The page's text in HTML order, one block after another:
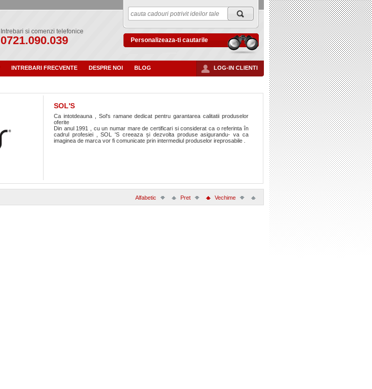
Personalizeaza-ti cautarile
Intrebari si comenzi telefonice
0721.090.039
INTREBARI FRECVENTE DESPRE NOI BLOG LOG-IN CLIENTI
SOL'S
Ca intotdeauna , Sol's ramane dedicat pentru garantarea calitatii produselor
oferite
Din anul 1991 , cu un numar mare de certificari si considerat ca o referinta în
cadrul profesiei , SOL 'S creeaza și dezvolta produse asigurandu- va ca
imaginea de marca vor fi comunicate prin intermediul produselor ireprosabile .
Alfabetic Pret Vechime